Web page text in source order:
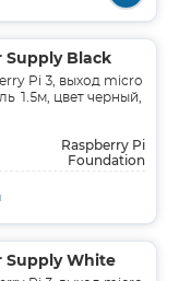
Supply Black
Pi 3, выход micro
1.5м, цвет черный,
Raspberry Pi
Foundation
Supply White